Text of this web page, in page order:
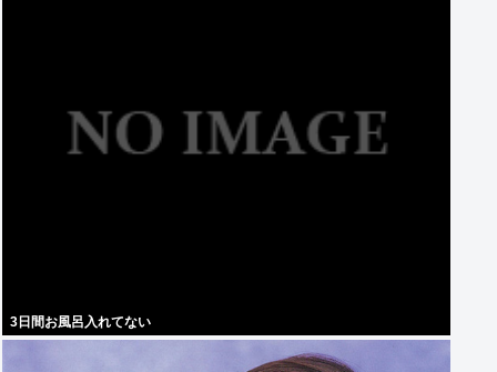
3日間お風呂入れてない